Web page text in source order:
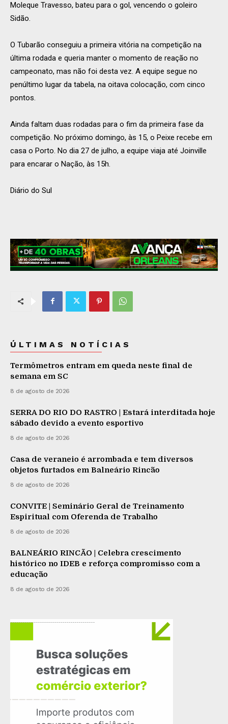
Moleque Travesso, bateu para o gol, vencendo o goleiro
Sidão.
O Tubarão conseguiu a primeira vitória na competição na
última rodada e queria manter o momento de reação no
campeonato, mas não foi desta vez. A equipe segue no
penúltimo lugar da tabela, na oitava colocação, com cinco
pontos.
Ainda faltam duas rodadas para o fim da primeira fase da
competição. No próximo domingo, às 15, o Peixe recebe em
casa o Porto. No dia 27 de julho, a equipe viaja até Joinville
para encarar o Nação, às 15h.
Diário do Sul
ÚLTIMAS NOTÍCIAS
Termômetros entram em queda neste final de
semana em SC
8 de agosto de 2026
SERRA DO RIO DO RASTRO | Estará interditada hoje
sábado devido a evento esportivo
8 de agosto de 2026
Casa de veraneio é arrombada e tem diversos
objetos furtados em Balneário Rincão
8 de agosto de 2026
CONVITE | Seminário Geral de Treinamento
Espiritual com Oferenda de Trabalho
8 de agosto de 2026
BALNEÁRIO RINCÃO | Celebra crescimento
histórico no IDEB e reforça compromisso com a
educação
8 de agosto de 2026